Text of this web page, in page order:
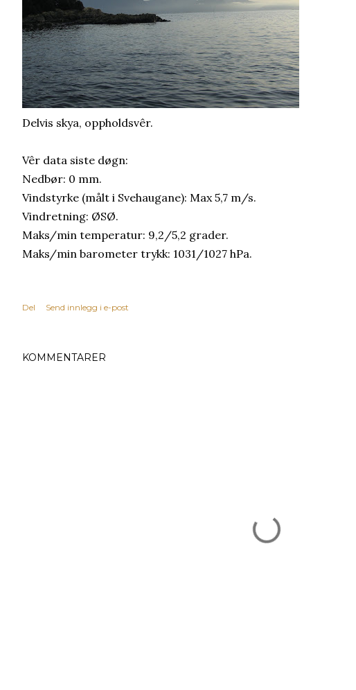
Delvis skya, oppholdsvêr.
Vêr data siste døgn:
Nedbør: 0 mm.
Vindstyrke (målt i Svehaugane): Max 5,7 m/s.
Vindretning: ØSØ.
Maks/min temperatur: 9,2/5,2 grader.
Maks/min barometer trykk: 1031/1027 hPa.
Del Send innlegg i e-post
KOMMENTARER